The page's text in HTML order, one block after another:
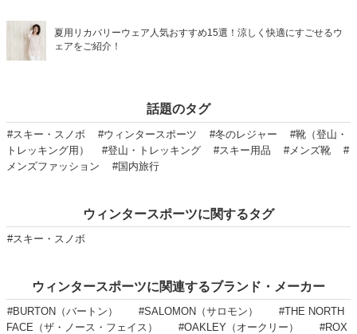
夏用リカバリーウェア人気おすすめ15選！涼しく快適にすごせるウ
ェアをご紹介！
話題のタグ
#スキー・スノボ #ウィンタースポーツ #冬のレジャー
#靴（登山・
トレッキング用）
#登山・トレッキング #スキー用品 #メンズ靴
#
メンズファッション
#国内旅行
ウィンタースポーツに関するタグ
#スキー・スノボ
ウィンタースポーツに関連するブランド・メーカー
#BURTON（バートン） #SALOMON（サロモン）
#THE NORTH
FACE（ザ・ノース・フェイス）
#OAKLEY（オークリー）
#ROX